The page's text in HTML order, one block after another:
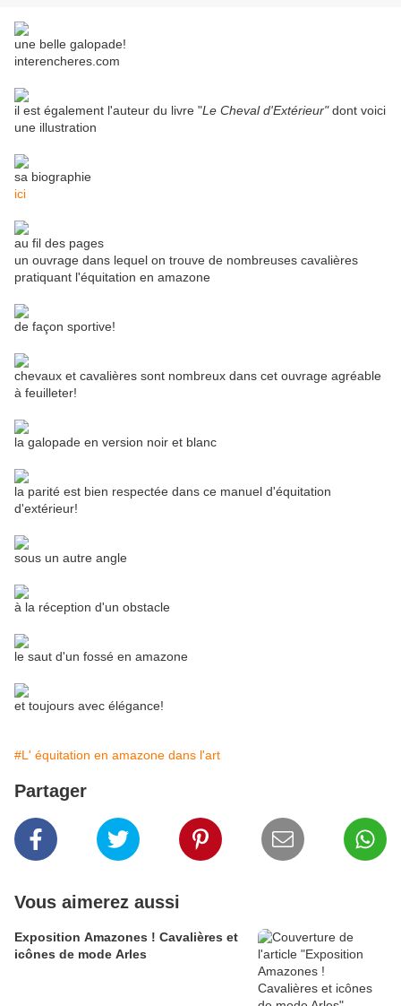
une belle galopade!
interencheres.com
il est également l'auteur du livre "Le Cheval d'Extérieur"dont voici
une illustration
sa biographie
ici
au fil des pages
un ouvrage dans lequel on trouve de nombreuses cavalières
pratiquant l'équitation en amazone
de façon sportive!
chevaux et cavalières sont nombreux dans cet ouvrage agréable
à feuilleter!
la galopade en version noir et blanc
la parité est bien respectée dans ce manuel d'équitation
d'extérieur!
sous un autre angle
à la réception d'un obstacle
le saut d'un fossé en amazone
et toujours avec élégance!
#L' équitation en amazone dans l'art
Partager
Vous aimerez aussi
Exposition Amazones ! Cavalières et
icônes de mode Arles